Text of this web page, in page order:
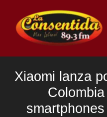
contenido
Xiaomi lanza